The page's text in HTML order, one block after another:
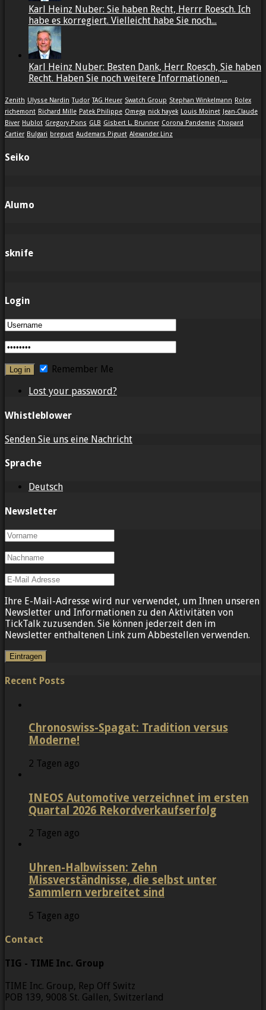
Karl Heinz Nuber: Sie haben Recht, Herrr Roesch. Ich
habe es korregiert. Vielleicht habe Sie noch...
Karl Heinz Nuber: Besten Dank, Herr Roesch, Sie haben
Recht. Haben Sie noch weitere Informationen,...
Zenith Ulysse Nardin Tudor TAG Heuer Swatch Group Stephan Winkelmann Rolex
richemont Richard Mille Patek Philippe Omega nick hayek Louis Moinet
Jean-Claude
Biver Hublot Gregory Pons GLB Gisbert L. Brunner Corona Pandemie Chopard
Cartier Bulgari breguet Audemars Piguet Alexander Linz
Seiko
Alumo
sknife
Login
Remember Me
Lost your password?
Whistleblower
Senden Sie uns eine Nachricht
Sprache
Deutsch
Newsletter
Ihre E-Mail-Adresse wird nur verwendet, um Ihnen unseren
Newsletter und Informationen zu den Aktivitäten von
TickTalk zuzusenden. Sie können jederzeit den im
Newsletter enthaltenen Link zum Abbestellen verwenden.
Recent Posts
Chronoswiss-Spagat: Tradition versus
Moderne!
2 Tagen ago
INEOS Automotive verzeichnet im ersten
Quartal 2026 Rekordverkaufserfolg
2 Tagen ago
Uhren-Halbwissen: Zehn
Missverständnisse, die selbst unter
Sammlern verbreitet sind
5 Tagen ago
Contact
TIG - TIME Inc. Group
TIME Inc. Group, Rep Off Switz
POB 139, 9008 St. Gallen, Switzerland